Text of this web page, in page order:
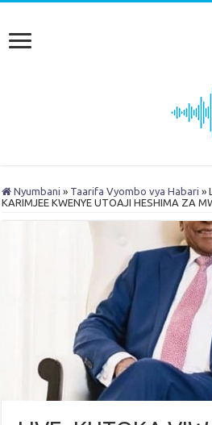
Nyumbani » Taarifa Vyombo vya Habari »
KARIMJEE KWENYE UTOAJI HESHIMA ZA